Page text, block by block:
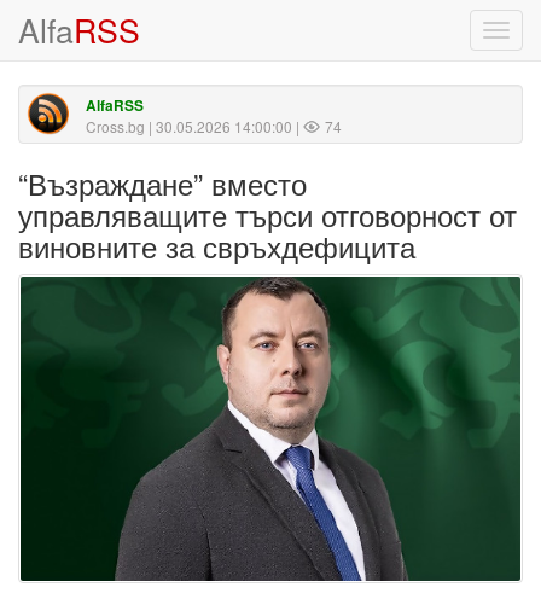
AlfaRSS
AlfaRSS
Cross.bg | 30.05.2026 14:00:00 | 74
“Възраждане” вместо
управляващите търси отговорност от
виновните за свръхдефицита